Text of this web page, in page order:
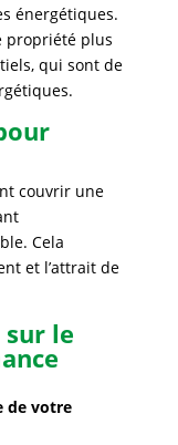
énergétiques.
propriété plus
qui sont de
couvrir une
Cela
et l’attrait de
sur le
de votre